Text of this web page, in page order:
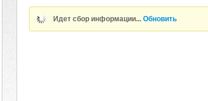
Идет сбор информации...Обновить